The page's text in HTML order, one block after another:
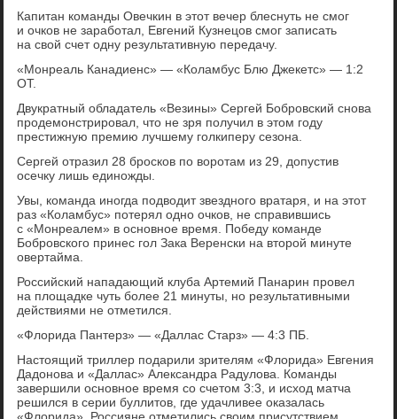
Капитан команды Овечкин в этот вечер блеснуть не смог
и очков не заработал, Евгений Кузнецов смог записать
на свой счет одну результативную передачу.
«Монреаль Канадиенс» — «Коламбус Блю Джекетс» — 1:2
ОТ.
Двукратный обладатель «Везины» Сергей Бобровский снова
продемонстрировал, что не зря получил в этом году
престижную премию лучшему голкиперу сезона.
Сергей отразил 28 бросков по воротам из 29, допустив
осечку лишь единожды.
Увы, команда иногда подводит звездного вратаря, и на этот
раз «Коламбус» потерял одно очков, не справившись
с «Монреалем» в основное время. Победу команде
Бобровского принес гол Зака Веренски на второй минуте
овертайма.
Российский нападающий клуба Артемий Панарин провел
на площадке чуть более 21 минуты, но результативными
действиями не отметился.
«Флорида Пантерз» — «Даллас Старз» — 4:3 ПБ.
Настоящий триллер подарили зрителям «Флорида» Евгения
Дадонова и «Даллас» Александра Радулова. Команды
завершили основное время со счетом 3:3, и исход матча
решился в серии буллитов, где удачливее оказалась